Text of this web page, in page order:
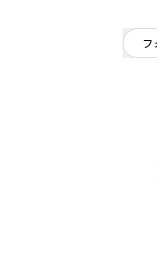
フ
い音楽、だけどたまに欲しくな